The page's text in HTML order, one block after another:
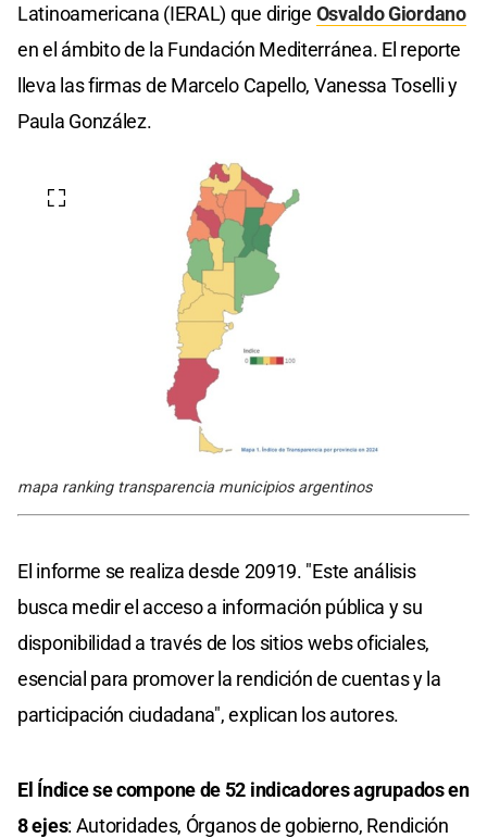
Latinoamericana (IERAL) que dirige Osvaldo Giordano
en el ámbito de la Fundación Mediterránea. El reporte
lleva las firmas de Marcelo Capello, Vanessa Toselli y
Paula González.
mapa ranking transparencia municipios argentinos
El informe se realiza desde 20919. "Este análisis
busca medir el acceso a información pública y su
disponibilidad a través de los sitios webs oficiales,
esencial para promover la rendición de cuentas y la
participación ciudadana", explican los autores.
El Índice se compone de 52 indicadores agrupados en
8 ejes: Autoridades, Órganos de gobierno, Rendición